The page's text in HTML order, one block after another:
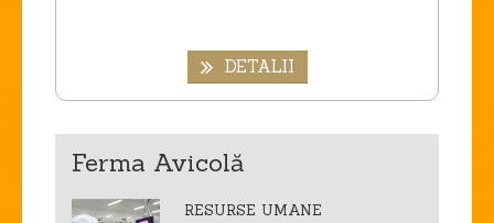
DETALII
Ferma Avicolă
RESURSE UMANE